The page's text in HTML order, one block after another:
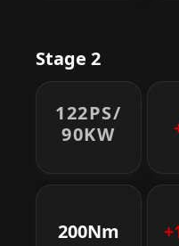
Stage 2
122PS/
90KW
200Nm